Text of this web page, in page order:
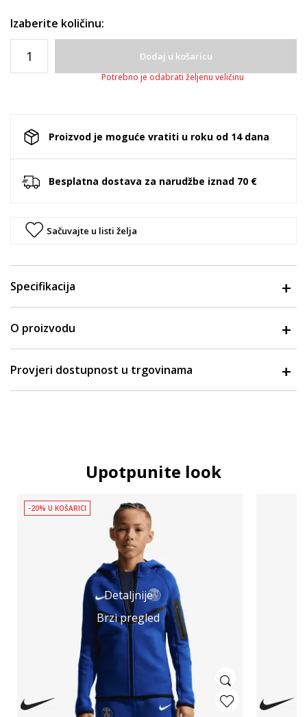
Izaberite količinu:
Dodaj u košaricu
Potrebno je odabrati željenu veličinu
Proizvod je moguće vratiti u roku od 14 dana
Besplatna dostava za narudžbe iznad 70 €
Sačuvajte u listi želja
Specifikacija
O proizvodu
Provjeri dostupnost u trgovinama
Upotpunite look
Detaljnije
Brzi pregled
-20% U KOŠARICI